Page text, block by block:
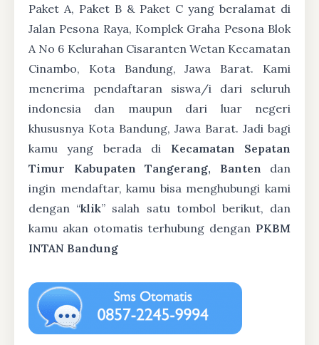
Paket A, Paket B & Paket C yang beralamat di
Jalan Pesona Raya, Komplek Graha Pesona Blok
A No 6 Kelurahan Cisaranten Wetan Kecamatan
Cinambo, Kota Bandung, Jawa Barat. Kami
menerima pendaftaran siswa/i dari seluruh
indonesia dan maupun dari luar negeri
khususnya Kota Bandung, Jawa Barat. Jadi bagi
kamu yang berada di Kecamatan Sepatan
Timur Kabupaten Tangerang, Banten dan
ingin mendaftar, kamu bisa menghubungi kami
dengan “klik” salah satu tombol berikut, dan
kamu akan otomatis terhubung dengan PKBM
INTAN Bandung